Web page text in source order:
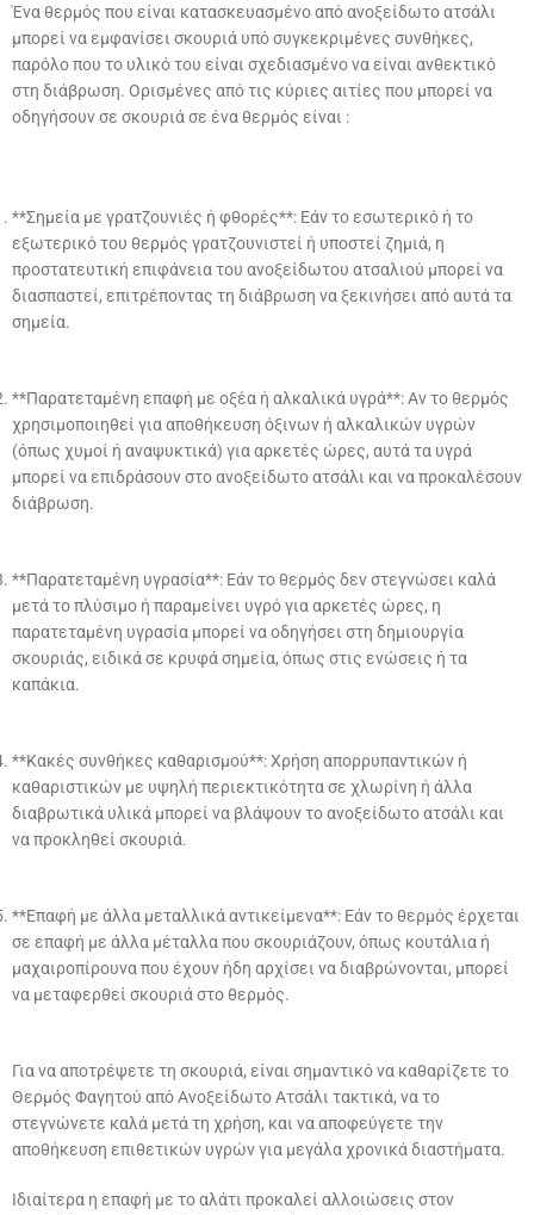
Ένα θερμός που είναι κατασκευασμένο από ανοξείδωτο ατσάλι
μπορεί να εμφανίσει σκουριά υπό συγκεκριμένες συνθήκες,
παρόλο που το υλικό του είναι σχεδιασμένο να είναι ανθεκτικό
στη διάβρωση. Ορισμένες από τις κύριες αιτίες που μπορεί να
οδηγήσουν σε σκουριά σε ένα θερμός είναι :
**Σημεία με γρατζουνιές ή φθορές**: Εάν το εσωτερικό ή το
εξωτερικό του θερμός γρατζουνιστεί ή υποστεί ζημιά, η
προστατευτική επιφάνεια του ανοξείδωτου ατσαλιού μπορεί να
διασπαστεί, επιτρέποντας τη διάβρωση να ξεκινήσει από αυτά τα
σημεία.
**Παρατεταμένη επαφή με οξέα ή αλκαλικά υγρά**: Αν το θερμός
χρησιμοποιηθεί για αποθήκευση όξινων ή αλκαλικών υγρών
(όπως χυμοί ή αναψυκτικά) για αρκετές ώρες, αυτά τα υγρά
μπορεί να επιδράσουν στο ανοξείδωτο ατσάλι και να προκαλέσουν
διάβρωση.
**Παρατεταμένη υγρασία**: Εάν το θερμός δεν στεγνώσει καλά
μετά το πλύσιμο ή παραμείνει υγρό για αρκετές ώρες, η
παρατεταμένη υγρασία μπορεί να οδηγήσει στη δημιουργία
σκουριάς, ειδικά σε κρυφά σημεία, όπως στις ενώσεις ή τα
καπάκια.
**Κακές συνθήκες καθαρισμού**: Χρήση απορρυπαντικών ή
καθαριστικών με υψηλή περιεκτικότητα σε χλωρίνη ή άλλα
διαβρωτικά υλικά μπορεί να βλάψουν το ανοξείδωτο ατσάλι και
να προκληθεί σκουριά.
**Επαφή με άλλα μεταλλικά αντικείμενα**: Εάν το θερμός έρχεται
σε επαφή με άλλα μέταλλα που σκουριάζουν, όπως κουτάλια ή
μαχαιροπίρουνα που έχουν ήδη αρχίσει να διαβρώνονται, μπορεί
να μεταφερθεί σκουριά στο θερμός.
Για να αποτρέψετε τη σκουριά, είναι σημαντικό να καθαρίζετε το
Θερμός Φαγητού από Ανοξείδωτο Ατσάλι τακτικά, να το
στεγνώνετε καλά μετά τη χρήση, και να αποφεύγετε την
αποθήκευση επιθετικών υγρών για μεγάλα χρονικά διαστήματα.
Ιδιαίτερα η επαφή με το αλάτι προκαλεί αλλοιώσεις στον